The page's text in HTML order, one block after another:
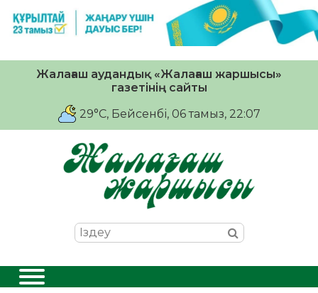
Жалағаш аудандық «Жалағаш жаршысы»
газетінің сайты
29°C, Бейсенбі, 06 тамыз, 22:07